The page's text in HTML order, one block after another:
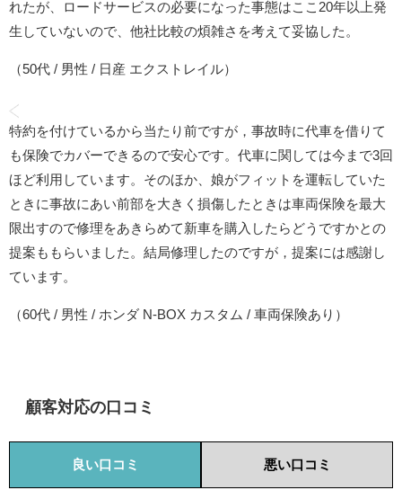
れたが、ロードサービスの必要になった事態はここ20年以上発
生していないので、他社比較の煩雑さを考えて妥協した。
（50代 / 男性 / 日産 エクストレイル）
特約を付けているから当たり前ですが，事故時に代車を借りて
も保険でカバーできるので安心です。代車に関しては今まで3回
ほど利用しています。そのほか、娘がフィットを運転していた
ときに事故にあい前部を大きく損傷したときは車両保険を最大
限出すので修理をあきらめて新車を購入したらどうですかとの
提案ももらいました。結局修理したのですが，提案には感謝し
ています。
（60代 / 男性 / ホンダ N-BOX カスタム / 車両保険あり）
顧客対応の口コミ
良い口コミ 悪い口コミ